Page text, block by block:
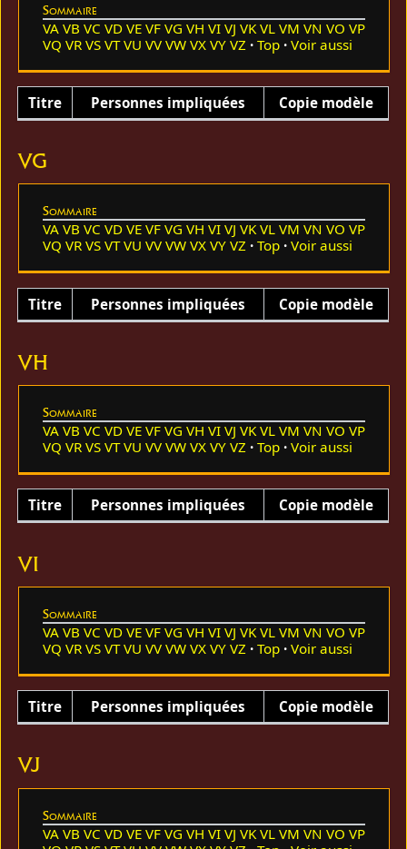
Sommaire
VA VB VC VD VE VF VG VH VI VJ VK VL VM VN VO VP
VQ VR VS VT VU VV VW VX VY VZ Top Voir aussi
Titre Personnes impliquées Copie modèle
VG
Sommaire
VA VB VC VD VE VF VG VH VI VJ VK VL VM VN VO VP
VQ VR VS VT VU VV VW VX VY VZ Top Voir aussi
Titre Personnes impliquées Copie modèle
VH
Sommaire
VA VB VC VD VE VF VG VH VI VJ VK VL VM VN VO VP
VQ VR VS VT VU VV VW VX VY VZ Top Voir aussi
Titre Personnes impliquées Copie modèle
VI
Sommaire
VA VB VC VD VE VF VG VH VI VJ VK VL VM VN VO VP
VQ VR VS VT VU VV VW VX VY VZ Top Voir aussi
Titre Personnes impliquées Copie modèle
VJ
Sommaire
VA VB VC VD VE VF VG VH VI VJ VK VL VM VN VO VP